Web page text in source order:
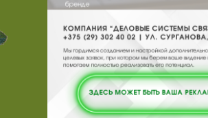
Новости по теме
08.05.2025 С Днём Победы!
30.04.2025 С Праздником
Труда!
29.12.2023 С Рождеством и